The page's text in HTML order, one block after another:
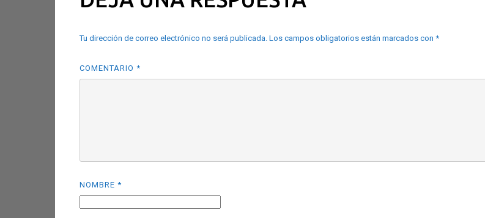
Tu dirección de correo electrónico no será publicada. Los campos obligatorios están marcados con*
COMENTARIO*
NOMBRE*